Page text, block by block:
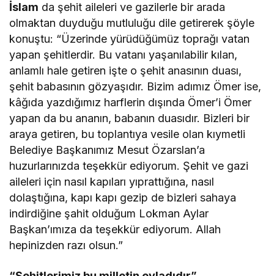
İslam da şehit aileleri ve gazilerle bir arada
olmaktan duyduğu mutluluğu dile getirerek şöyle
konuştu: “Üzerinde yürüdüğümüz toprağı vatan
yapan şehitlerdir. Bu vatanı yaşanılabilir kılan,
anlamlı hale getiren işte o şehit anasının duası,
şehit babasının gözyaşıdır. Bizim adımız Ömer ise,
kâğıda yazdığımız harflerin dışında Ömer’i Ömer
yapan da bu ananın, babanın duasıdır. Bizleri bir
araya getiren, bu toplantıya vesile olan kıymetli
Belediye Başkanımız Mesut Özarslan’a
huzurlarınızda teşekkür ediyorum. Şehit ve gazi
aileleri için nasıl kapıları yıprattığına, nasıl
dolaştığına, kapı kapı gezip de bizleri sahaya
indirdiğine şahit olduğum Lokman Aylar
Başkan’ımıza da teşekkür ediyorum. Allah
hepinizden razı olsun.”